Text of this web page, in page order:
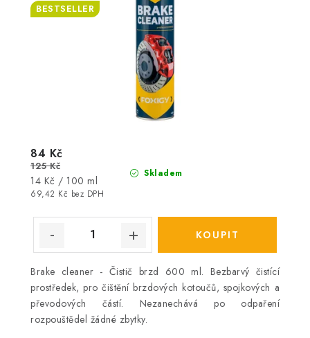
BESTSELLER
Skladem
69,42 Kč bez DPH
84 Kč
125 Kč
Měrná
cena:
14 Kč / 100 ml
Brake cleaner - Čistič brzd 600 ml. Bezbarvý čistící
prostředek, pro čištění brzdových kotoučů, spojkových a
převodových částí. Nezanechává po odpaření
rozpouštědel žádné zbytky.